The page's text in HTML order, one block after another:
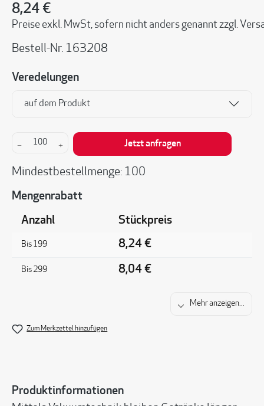
8,24 €
Preise exkl. MwSt, sofern nicht anders genannt zzgl.
Bestell-Nr. 163208
Veredelungen
auf dem Produkt
Produkt Anzahl: Gib den gewünschten Wert
Jetzt anfragen
Mindestbestellmenge: 100
Mengenrabatt
Anzahl Stückpreis
Bis 199 8,24 €
Bis299 8,04 €
Mehr anzeigen...
Zum Merkzettel hinzufügen
Produktinformationen